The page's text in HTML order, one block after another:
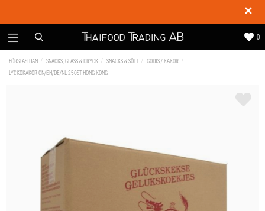
✕
0
FÖRSTASIDAN SNACKS, GLASS & DRYCK SNACKS & SÖTT
GODIS / KAKOR
LYCKOKAKOR CN/EN/DE/NL 250ST HONG KONG